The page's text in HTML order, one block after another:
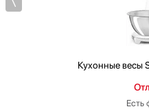
Кухонные весы
Есть